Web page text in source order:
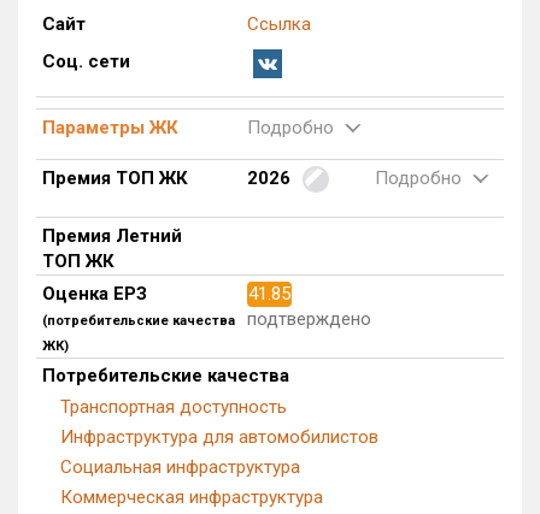
Найдено:
Многоквартирных домов
1 из 761
Блокированных домов
0 из 2
Домов с апартаментами
Поселков таунхаусов
0 из 2
Блокированных домов
Квартир, апартаментов,
блоков в БД
Сайт
Ссылка
Соц. сети
Параметры ЖК Подробно
Премия ТОП ЖК 2026 Подробно
Премия Летний
ТОП ЖК
Оценка ЕРЗ
(потребительские качества
ЖК)
41.85
подтверждено
Потребительские качества
Транспортная доступность
Инфраструктура для автомобилистов
Социальная инфраструктура
Коммерческая инфраструктура